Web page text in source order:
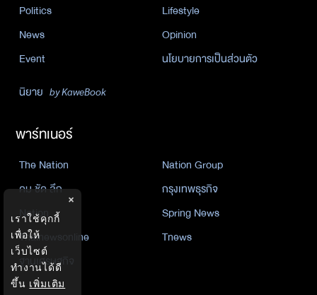
Politics
Lifestyle
News
Opinion
Event
นโยบายการเป็นส่วนตัว
นิยาย by KaweBook
พาร์ทเนอร์
The Nation
Nation Group
คม ชัด ลึก
กรุงเทพธุรกิจ
Nation
Spring News
Thainewsonline
Tnews
ฐานเศรษฐกิจ
×
เราใช้คุกกี้
เพื่อให้
เว็บไซต์
ทำงานได้ดี
ขึ้น เพิ่มเติม